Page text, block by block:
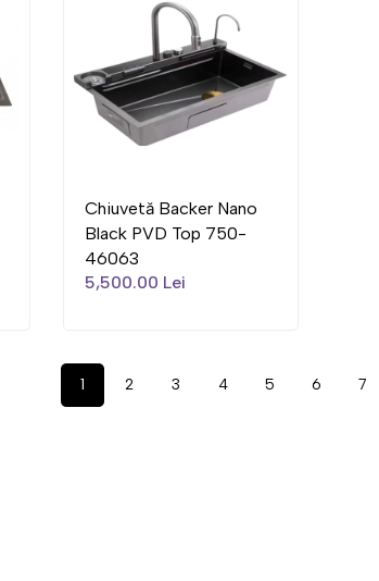
Chiuvetă Backer Nano
Black PVD Top 750-
46063
5,500.00 Lei
1 2 3 4 5 6 7